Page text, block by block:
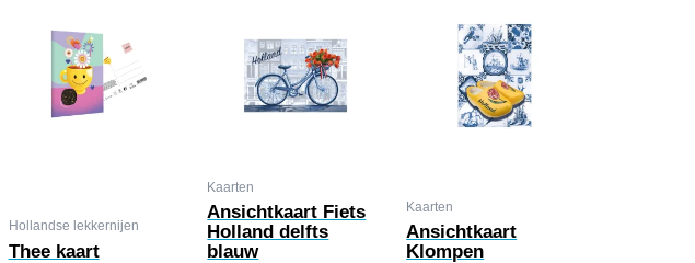
Hollandse lekkernijen
Thee kaart
Kaarten
Ansichtkaart Fiets
Holland delfts
blauw
Kaarten
Ansichtkaart
Klompen